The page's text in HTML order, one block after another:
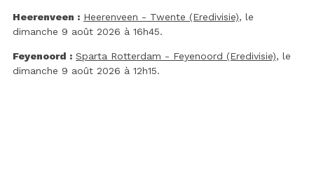
Heerenveen : Heerenveen - Twente (Eredivisie), le
dimanche 9 août 2026 à 16h45.
Feyenoord : Sparta Rotterdam - Feyenoord (Eredivisie), le
dimanche 9 août 2026 à 12h15.